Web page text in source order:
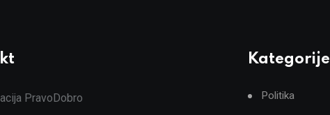
PravoDobro
Kategorije
Politika